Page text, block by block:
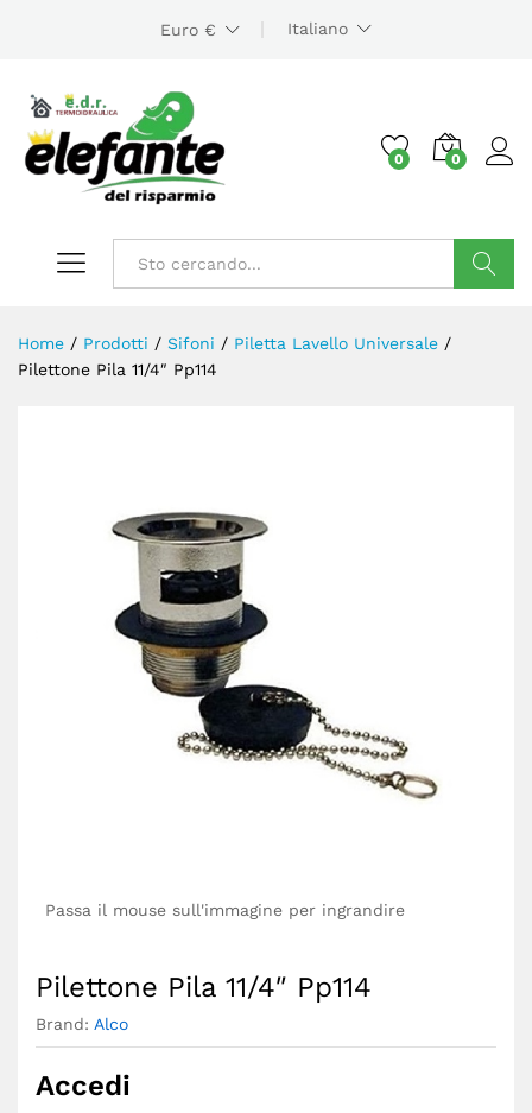
Euro € Italiano
0 0
Home / Prodotti / Sifoni / Piletta Lavello Universale /
Pilettone Pila 11/4″ Pp114
Passa il mouse sull'immagine per ingrandire
Pilettone Pila 11/4″ Pp114
Brand: Alco
Accedi